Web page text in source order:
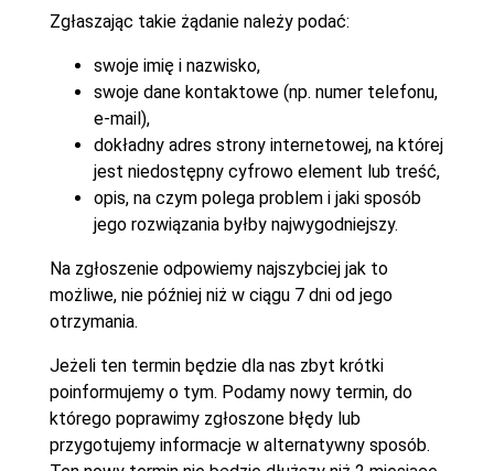
Zgłaszając takie żądanie należy podać:
swoje imię i nazwisko,
swoje dane kontaktowe (np. numer telefonu,
e-mail),
dokładny adres strony internetowej, na której
jest niedostępny cyfrowo element lub treść,
opis, na czym polega problem i jaki sposób
jego rozwiązania byłby najwygodniejszy.
Na zgłoszenie odpowiemy najszybciej jak to
możliwe, nie później niż w ciągu 7 dni od jego
otrzymania.
Jeżeli ten termin będzie dla nas zbyt krótki
poinformujemy o tym. Podamy nowy termin, do
którego poprawimy zgłoszone błędy lub
przygotujemy informacje w alternatywny sposób.